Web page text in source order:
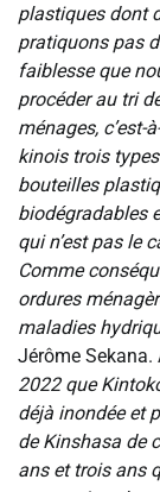
plastiques dont
pratiquons pas
faiblesse que
procéder au tri
ménages,
kinois trois
bouteilles
biodégradables
qui n’est pas le
Comme
ordures
maladies
Jérôme Sekana.
2022 que
déjà inondée et
de Kinshasa de
ans et trois ans